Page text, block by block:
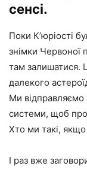
сенсі.
Поки К’юріості
знімки Червоної
там залишатися.
далекого
Ми відправляємо
системи, щоб
Хто ми такі,
І раз вже